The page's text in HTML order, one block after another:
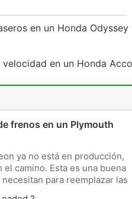
en un Honda Odyssey
en un Honda
frenos en un Plymouth
ya no está en producción,
camino. Esta es una buena
para reemplazar las